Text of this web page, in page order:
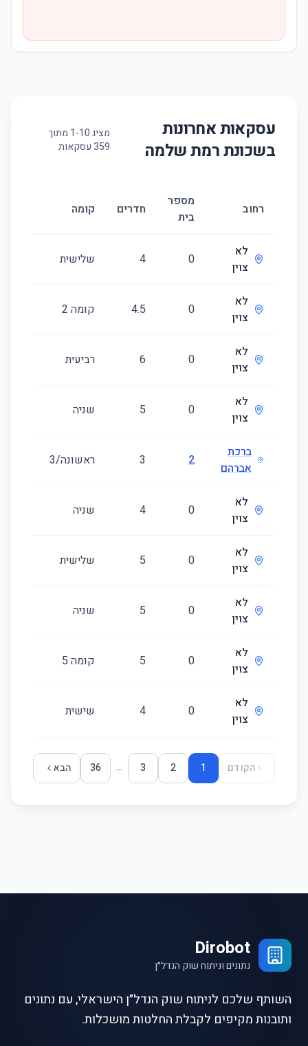
עסקאות אחרונות
בשכונתרמת שלמה
מציג 1-10
מתוך
359עסקאות
רחוב
מספר
בית
חדרים קומה
לא
צוין
0
4 שלישית
לא
צוין
0
4.5 קומה ‎2‏
לא
צוין
0
6 רביעית
לא
צוין
0
5 שניה
ברכת
אברהם
2
3 ראשונה/3
לא
צוין
0
4 שניה
לא
צוין
0
5 שלישית
לא
צוין
0
5 שניה
לא
צוין
0
5 קומה ‎5‏
לא
צוין
0
4 שישית
הקודם 1
2
3
...
36 הבא
Dirobot
נתונים וניתוח שוק הנדל״ן
השותף שלכם לניתוח שוק הנדל״ן הישראלי, עם נתונים
ותובנות מקיפים לקבלת החלטות מושכלות.